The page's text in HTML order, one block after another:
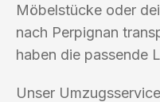
Möbelstücke oder
nach Perpignan
haben die passende
Unser